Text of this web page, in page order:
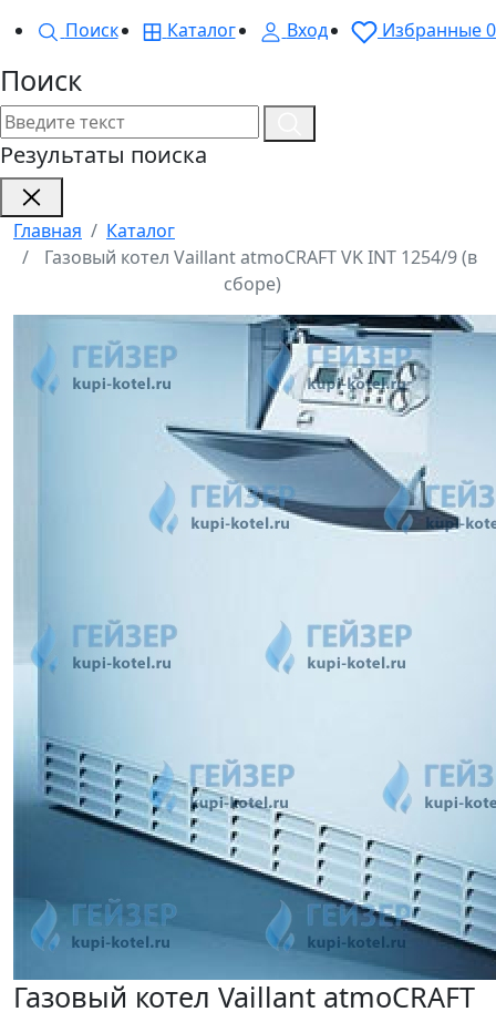
Поиск
Каталог Вход Избранные0
Поиск
Результаты поиска
Главная
Каталог
Газовый котел Vaillant atmoCRAFT VK INT 1254/9 (в
сборе)
Газовый котел Vaillant atmoCRAFT